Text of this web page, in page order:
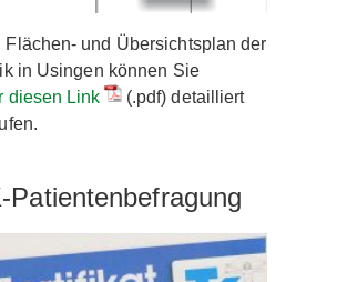
Flächen- und Übersichtsplan der
in Usingen können Sie
diesen Link
(.pdf) detailliert
Patientenbefragung